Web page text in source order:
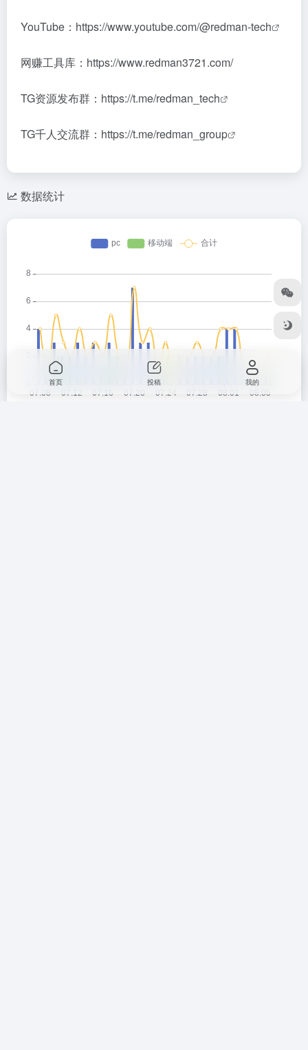
YouTube： https://www.youtube.com/@redman-tech
网赚工具库： https://www.redman3721.com/
TG资源发布群： https://t.me/redman_tech
TG千人交流群： https://t.me/redman_group
数据统计
首页 投稿 我的